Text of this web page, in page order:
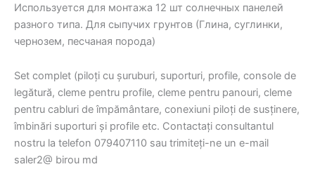
Используется для монтажа 12 шт солнечных панелей
разного типа. Для сыпучих грунтов (Глина, суглинки,
чернозем, песчаная порода)
Set complet (piloți cu șuruburi, suporturi, profile, console de
legătură, cleme pentru profile, cleme pentru panouri, cleme
pentru cabluri de împământare, conexiuni piloți de susținere,
îmbinări suporturi și profile etc. Contactați consultantul
nostru la telefon 079407110 sau trimiteți-ne un e-mail
saler2@ birou md